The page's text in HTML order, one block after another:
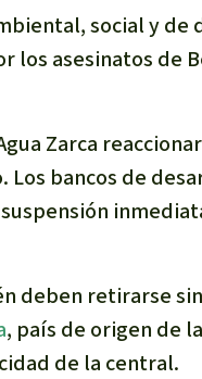
social y de
asesinatos de
Zarca
bancos de
deben retirarse
, país de origen de
de la central.